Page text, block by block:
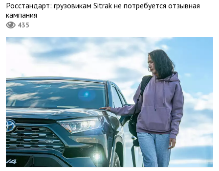
Росстандарт: грузовикам Sitrak не потребуется отзывная
кампания
435